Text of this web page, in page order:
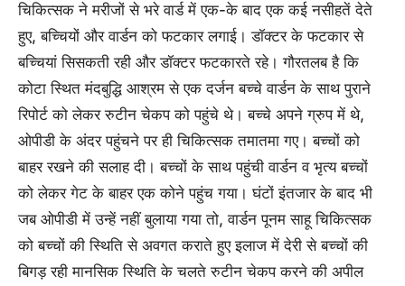
चिकित्सक ने मरीजों से भरे वार्ड में एक-के बाद एक कई नसीहतें देते
हुए, बच्चियों और वार्डन को फटकार लगाई। डॉक्टर के फटकार से
बच्चियां सिसकती रही और डॉक्टर फटकारते रहे। गौरतलब है कि
कोटा स्थित मंदबुद्धि आश्रम से एक दर्जन बच्चे वार्डन के साथ पुराने
रिपोर्ट को लेकर रुटीन चेकप को पहुंचे थे। बच्चे अपने ग्रुप में थे,
ओपीडी के अंदर पहुंचने पर ही चिकित्सक तमातमा गए। बच्चों को
बाहर रखने की सलाह दी। बच्चों के साथ पहुंची वार्डन व भृत्य बच्चों
को लेकर गेट के बाहर एक कोने पहुंच गया। घंटों इंतजार के बाद भी
जब ओपीडी में उन्हें नहीं बुलाया गया तो, वार्डन पूनम साहू चिकित्सक
को बच्चों की स्थिति से अवगत कराते हुए इलाज में देरी से बच्चों की
बिगड़ रही मानसिक स्थिति के चलते रुटीन चेकप करने की अपील